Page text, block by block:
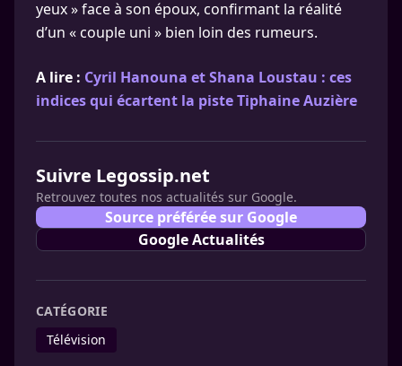
yeux » face à son époux, confirmant la réalité
d’un « couple uni » bien loin des rumeurs.
A lire : Cyril Hanouna et Shana Loustau : ces
indices qui écartent la piste Tiphaine Auzière
Suivre Legossip.net
Retrouvez toutes nos actualités sur Google.
Source préférée sur Google
Google Actualités
CATÉGORIE
Télévision